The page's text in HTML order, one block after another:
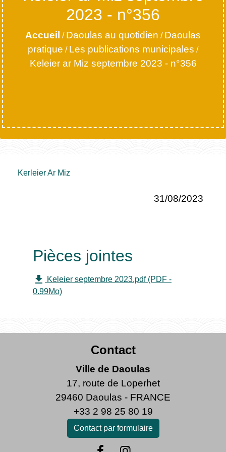
2023 - n°356
Accueil / Daoulas au quotidien / Daoulas
pratique / Les publications municipales /
Keleier ar Miz septembre 2023 - n°356
Kerleier Ar Miz
31/08/2023
Pièces jointes
file_download
Keleier septembre 2023.pdf (PDF -
0.99Mo)
Contact
Ville de Daoulas
17, route de Loperhet
29460 Daoulas - FRANCE
+33 2 98 25 80 19
Contact par formulaire